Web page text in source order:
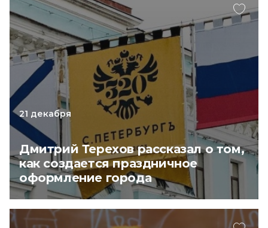
21 декабря
Дмитрий Терехов рассказал о том,
как создается праздничное
оформление города